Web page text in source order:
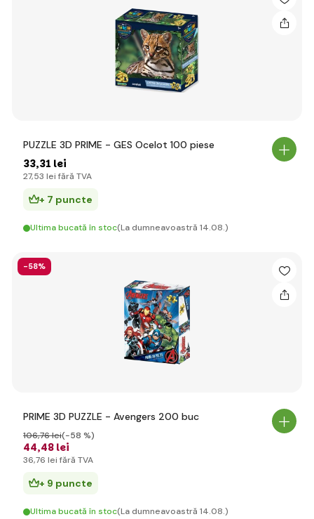
PUZZLE 3D PRIME - GES Ocelot 100 piese
33,31 lei
27,53 lei fără TVA
+ 7 puncte
Ultima bucată în stoc(La dumneavoastră 14.08.)
-58%
PRIME 3D PUZZLE - Avengers 200 buc
44,48 lei
106,76 lei(-58 %)
36,76 lei fără TVA
+ 9 puncte
Ultima bucată în stoc(La dumneavoastră 14.08.)